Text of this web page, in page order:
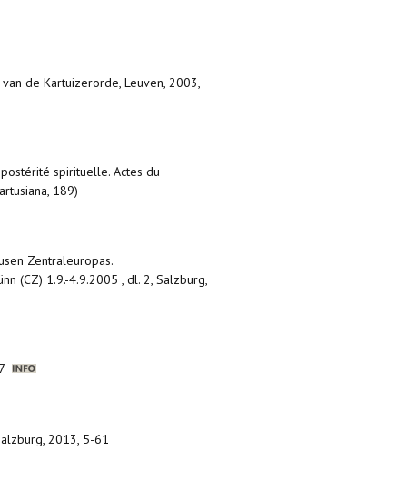
de Kartuizerorde, Leuven, 2003,
spirituelle. Actes du
189)
Zentraleuropas.
(CZ) 1.9.-4.9.2005 , dl. 2, Salzburg,
2013, 5-61